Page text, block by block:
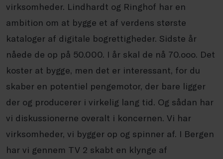
virksomheder. Lindhardt og Ringhof har en
ambition om at bygge et af verdens største
kataloger af digitale bogrettigheder. Sidste år
nåede de op på 50.000. I år skal de nå 70.ooo. Det
koster at bygge, men det er interessant, for du
skaber en potentiel pengemotor, der bare ligger
der og producerer i virkelig lang tid. Og sådan har
vi diskussionerne overalt i koncernen. Vi har
virksomheder, vi bygger op og spinner af. I Bergen
har vi gennem TV 2 skabt en klynge af